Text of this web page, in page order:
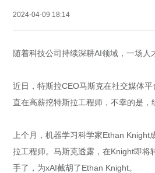
2024-04-09 18:14
随着科技公司持续深耕AI领域，一场人
近日，特斯拉CEO马斯克在社交媒体
直在高薪挖特斯拉工程师，不幸的是，
上个月，机器学习科学家Ethan Knight
拉工程师。马斯克透露，在Knight即将
手了，为xAI截胡了Ethan Knight。